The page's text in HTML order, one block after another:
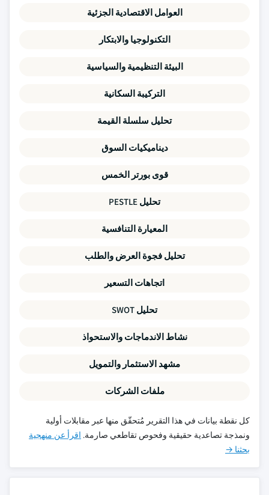
العوامل الاقتصادية الجزئية
التكنولوجيا والابتكار
البيئة التنظيمية والسياسية
التركيبة السكانية
تحليل سلسلة القيمة
ديناميكيات السوق
قوى بورتر الخمس
تحليل PESTLE
المعيارة التنافسية
تحليل فجوة العرض والطلب
اتجاهات التسعير
تحليل SWOT
نشاط الاندماجات والاستحواذ
مشهد الاستثمار والتمويل
ملفات الشركات
كل نقطة بيانات في هذا التقرير مُتحقّق منها عبر مقابلات أولية
ونمذجة تصاعدية حقيقية وفحوص تقاطعي صارمة. اقرأ عن منهجية
بحثنا →